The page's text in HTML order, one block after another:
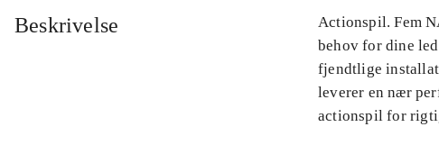
Beskrivelse
Actionspil. Fem
behov for dine
fjendtlige
leverer en nær
actionspil for